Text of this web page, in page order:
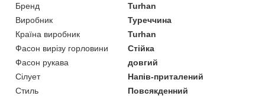
Бренд
Turhan
Виробник
Туреччина
Країна виробник
Turhan
Фасон вирізу горловини
Стійка
Фасон рукава
довгий
Сілует
Напів-приталений
Стиль
Повсякденний